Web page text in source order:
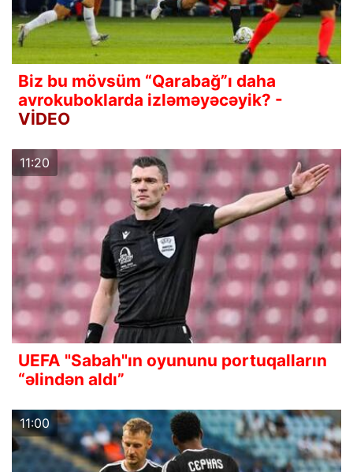
Biz bu mövsüm “Qarabağ”ı daha
avrokuboklarda izləməyəcəyik? -
VİDEO
11:20
UEFA "Sabah"ın oyununu portuqalların
“əlindən aldı”
11:00